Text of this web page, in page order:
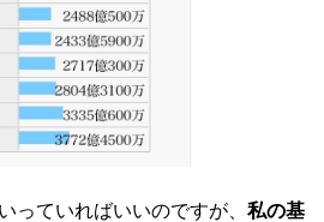
っていればいいのですが、 私の基